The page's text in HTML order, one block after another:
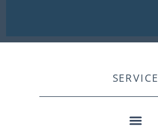
SERVICE